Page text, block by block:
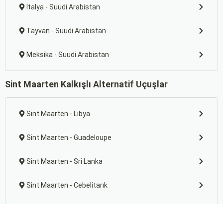
İtalya - Suudi Arabistan
Tayvan - Suudi Arabistan
Meksika - Suudi Arabistan
Sint Maarten Kalkışlı Alternatif Uçuşlar
Sint Maarten - Libya
Sint Maarten - Guadeloupe
Sint Maarten - Sri Lanka
Sint Maarten - Cebelitarık